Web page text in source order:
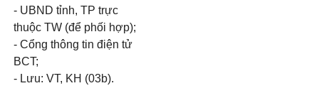
- UBND tỉnh, TP trực
thuộc TW (để phối hợp);
- Cổng thông tin điện tử
BCT;
- Lưu: VT, KH (03b).